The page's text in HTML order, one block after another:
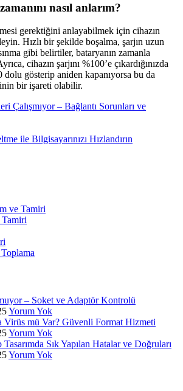
nasıl anlarım?
gerektiğini anlayabilmek için cihazın
Hızlı bir şekilde boşalma, şarjın uzun
gibi belirtiler, bataryanın zamanla
cihazın şarjını %100’e çıkardığınızda
dolu gösterip aniden kapanıyorsa bu da
bir işareti olabilir.
Çalışmıyor – Bağlantı Sorunları ve
ile Bilgisayarınızı Hızlandırın
ve Tamiri
– Soket ve Adaptör Kontrolü
Yorum Yok
Virüs mü Var? Güvenli Format Hizmeti
Yorum Yok
Sık Yapılan Hatalar ve Doğruları
Yorum Yok